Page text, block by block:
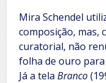
Mira Schendel
composição, mas,
curatorial, não
folha de ouro
Já a tela Branco